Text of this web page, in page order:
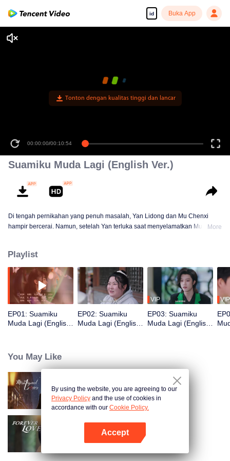
id Buka App
Tonton dengan kualitas tinggi dan lancar
00:00:00/00:10:54
Suamiku Muda Lagi (English Ver.)
Di tengah pernikahan yang penuh masalah, Yan Lidong dan Mu Chenxi
hampir bercerai. Namun, setelah Yan terluka saat menyelamatkan Mu, ia
suaminya yang muda, ia menemukan kembali cinta dalam hubungan
mereka.
More
Playlist
EP01: Suamiku
Muda Lagi (English
EP02: Suamiku
Muda Lagi (English
VIP
EP03: Suamiku
Muda Lagi (English
VIP
You May Like
Suamiku Muda Lagi
Senantiasa Cinta
By using the website, you are agreeing to our
Privacy Policy and the use of cookies in
accordance with our Cookie Policy.
Accept